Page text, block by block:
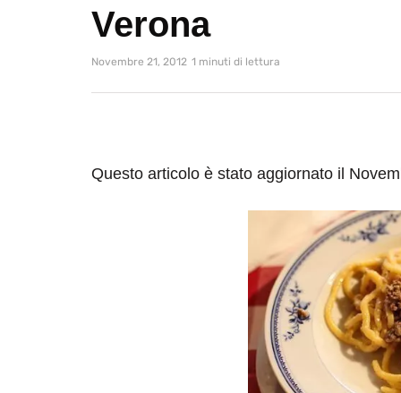
Verona
Novembre 21, 2012 1 minuti di lettura
Questo articolo è stato aggiornato il